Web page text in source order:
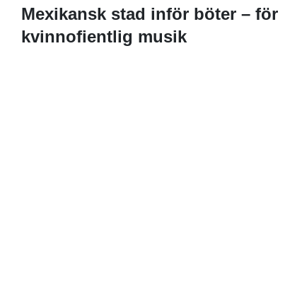
Mexikansk stad inför böter – för
kvinnofientlig musik